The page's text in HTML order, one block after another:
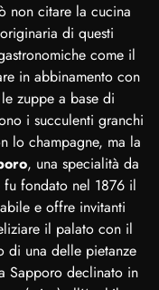
non citare la cucina
di questi
come il
in abbinamento con
zuppe a base di
i succulenti granchi
lo champagne, ma la
, una specialità da
fondato nel 1876 il
e offre invitanti
il palato con il
di una delle pietanze
Sapporo declinato in